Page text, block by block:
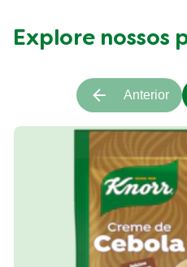
Explore nossos
Anterior